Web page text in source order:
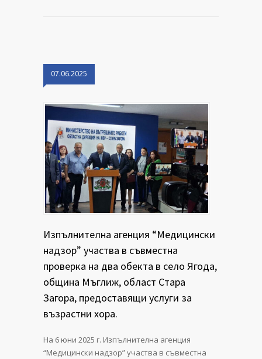
07.06.2025
Изпълнителна агенция “Медицински
надзор” участва в съвместна
проверка на два обекта в село Ягода,
община Мъглиж, област Стара
Загора, предоставящи услуги за
възрастни хора.
На 6 юни 2025 г. Изпълнителна агенция
“Медицински надзор” участва в съвместна